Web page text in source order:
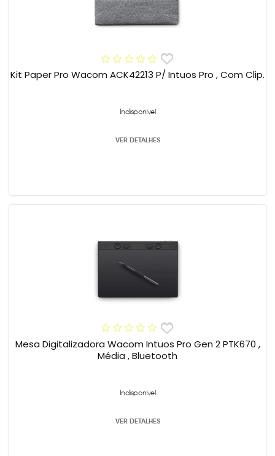
Kit Paper Pro Wacom ACK42213 P/ Intuos Pro , Com Clip.
Indisponível
VER DETALHES
Mesa Digitalizadora Wacom Intuos Pro Gen 2 PTK670 ,
Média , Bluetooth
Indisponível
VER DETALHES